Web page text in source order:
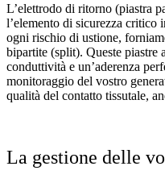
L’elettrodo di ritorno (piastra
l’elemento di sicurezza critico
ogni rischio di ustione,
bipartite (split). Queste piastre
conduttività e un’aderenza
monitoraggio del vostro
qualità del contatto tissutale,
La gestione delle